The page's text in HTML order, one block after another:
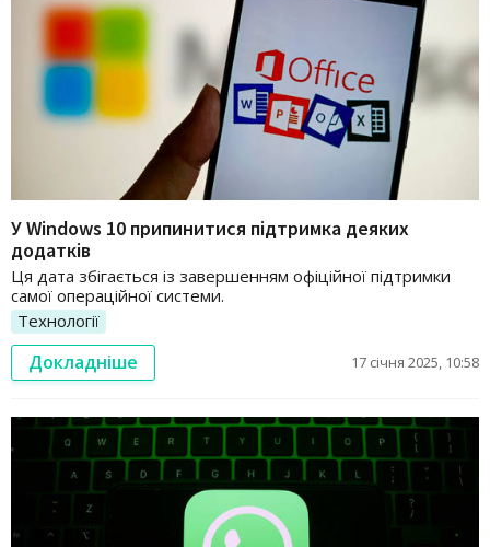
У Windows 10 припинитися підтримка деяких
додатків
Ця дата збігається із завершенням офіційної підтримки
самої операційної системи.
Технології
Докладніше 17 січня 2025, 10:58